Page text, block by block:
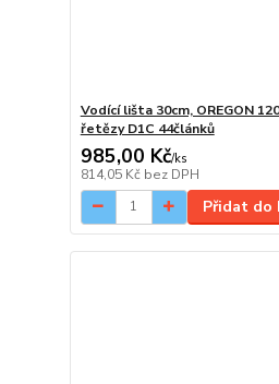
Vodící lišta 30cm, OREGON
řetězy D1C 44článků
985,00 Kč/ks
814,05 Kč bez DPH
Přidat do